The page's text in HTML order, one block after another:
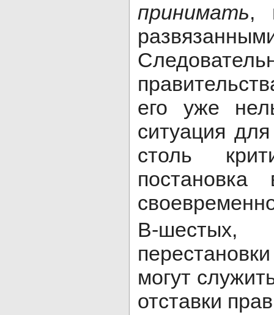
принимать,
его уже
ситуация
столь
В-шестых,
могут
отставки